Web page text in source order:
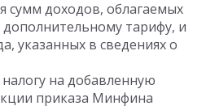
сумм доходов, облагаемых
тарифу, и
указанных в сведениях о
на добавленную
приказа Минфина